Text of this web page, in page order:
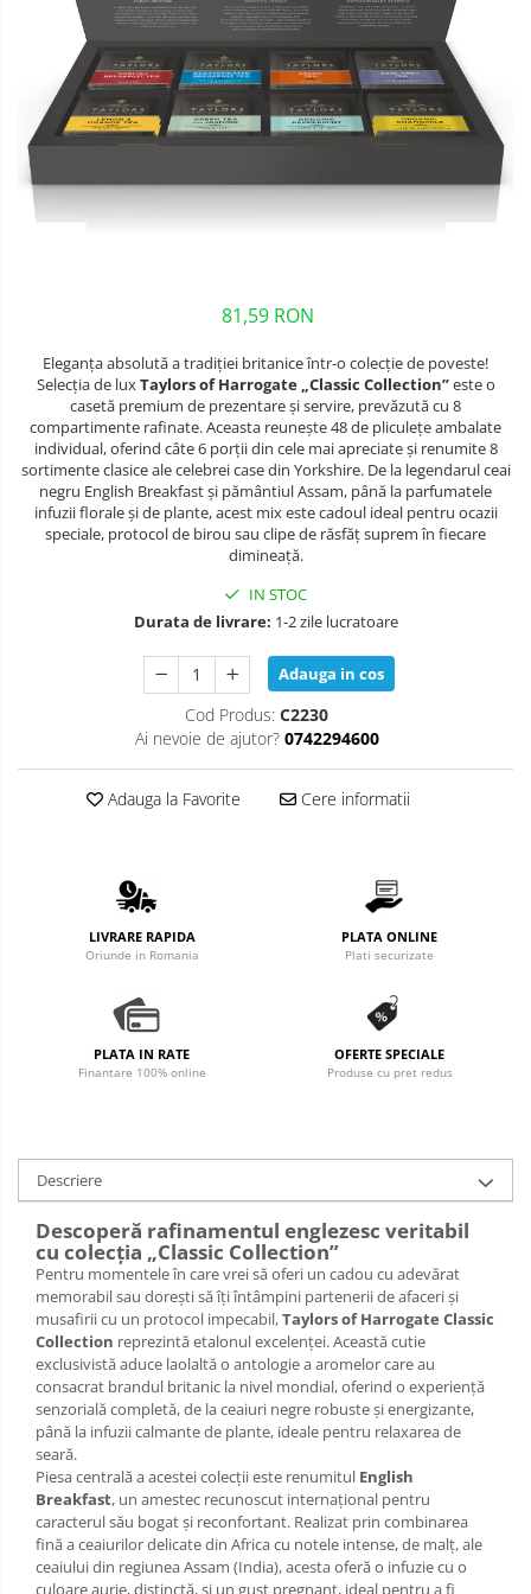
81,59 RON
Eleganța absolută a tradiției britanice într-o colecție de poveste!
Selecția de luxTaylors of Harrogate „Classic Collection”este o
casetă premium de prezentare și servire, prevăzută cu 8
compartimente rafinate. Aceasta reunește 48 de pliculețe ambalate
individual, oferind câte 6 porții din cele mai apreciate și renumite 8
sortimente clasice ale celebrei case din Yorkshire. De la legendarul ceai
negru English Breakfast și pământiul Assam, până la parfumatele
infuzii florale și de plante, acest mix este cadoul ideal pentru ocazii
speciale, protocol de birou sau clipe de răsfăț suprem în fiecare
dimineață.
IN STOC
Durata de livrare: 1-2 zile lucratoare
Adauga in cos
Cod Produs: C2230
Ai nevoie de ajutor? 0742294600
Adauga la Favorite Cere informatii
LIVRARE RAPIDA
Oriunde in Romania
PLATA ONLINE
Plati securizate
PLATA IN RATE
Finantare 100% online
OFERTE SPECIALE
Produse cu pret redus
Descriere
Descoperă rafinamentul englezesc veritabil
cu colecția „Classic Collection”
Pentru momentele în care vrei să oferi un cadou cu adevărat
memorabil sau dorești să îți întâmpini partenerii de afaceri și
musafirii cu un protocol impecabil,Taylors of Harrogate Classic
Collection reprezintă etalonul excelenței. Această cutie
exclusivistă aduce laolaltă o antologie a aromelor care au
consacrat brandul britanic la nivel mondial, oferind o experiență
senzorială completă, de la ceaiuri negre robuste și energizante,
până la infuzii calmante de plante, ideale pentru relaxarea de
seară.
Piesa centrală a acestei colecții este renumitul English
Breakfast, un amestec recunoscut internațional pentru
caracterul său bogat și reconfortant. Realizat prin combinarea
fină a ceaiurilor delicate din Africa cu notele intense, de malț, ale
ceaiului din regiunea Assam (India), acesta oferă o infuzie cu o
culoare aurie, distinctă, și un gust pregnant, ideal pentru a fi